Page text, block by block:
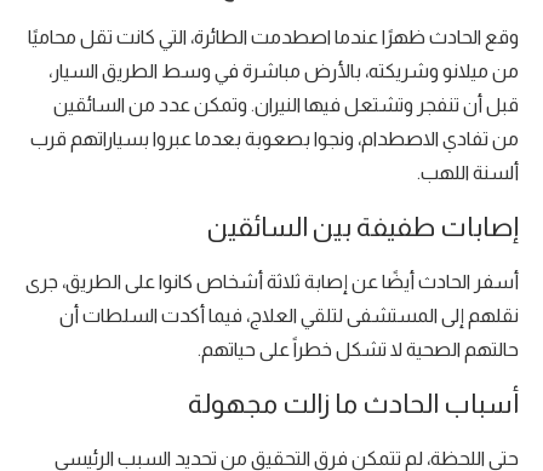
وقع الحادث ظهرًا عندما اصطدمت الطائرة، التي كانت تقل محاميًا
من ميلانو وشريكته، بالأرض مباشرة في وسط الطريق السيار،
قبل أن تنفجر وتشتعل فيها النيران. وتمكن عدد من السائقين
من تفادي الاصطدام، ونجوا بصعوبة بعدما عبروا بسياراتهم قرب
ألسنة اللهب.
إصابات طفيفة بين السائقين
أسفر الحادث أيضًا عن إصابة ثلاثة أشخاص كانوا على الطريق، جرى
نقلهم إلى المستشفى لتلقي العلاج، فيما أكدت السلطات أن
حالتهم الصحية لا تشكل خطراً على حياتهم.
أسباب الحادث ما زالت مجهولة
حتى اللحظة، لم تتمكن فرق التحقيق من تحديد السبب الرئيسي